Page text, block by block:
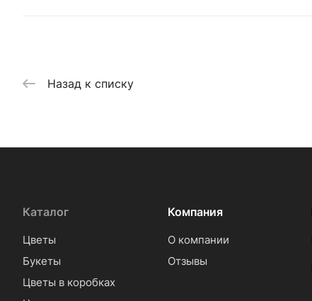
Назад к списку
Каталог
Цветы
Букеты
Цветы в коробках
Компания
О компании
Отзывы